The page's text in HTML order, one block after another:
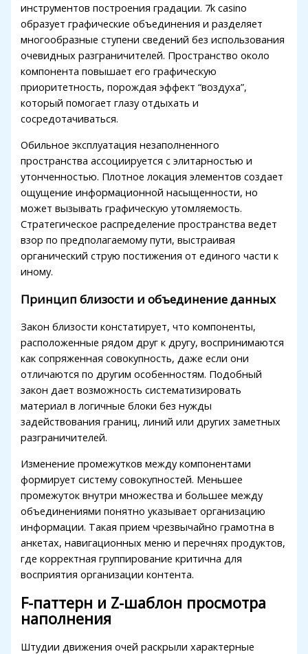
Forum
escort
giriş
giriş
giriş
Panel
инструментов построения градации. 7k casino
образует графические объединения и разделяет
многообразные ступени сведений без использования
очевидных разграничителей. Пространство около
компонента повышает его графическую
приоритетность, порождая эффект “воздуха”,
который помогает глазу отдыхать и
сосредотачиваться.
Обильное эксплуатация незаполненного
пространства ассоциируется с элитарностью и
утонченностью. Плотное локация элементов создает
ощущение информационной насыщенности, но
может вызывать графическую утомляемость.
Стратегическое распределение пространства ведет
взор по предполагаемому пути, выстраивая
органический струю постижения от единого части к
иному.
Принцип близости и объединение данных
Закон близости констатирует, что компоненты,
расположенные рядом друг к другу, воспринимаются
как сопряженная совокупность, даже если они
отличаются по другим особенностям. Подобный
закон дает возможность систематизировать
материал в логичные блоки без нужды
задействования границ, линий или других заметных
разграничителей.
Изменение промежутков между компонентами
формирует систему совокупностей. Меньшее
промежуток внутри множества и большее между
объединениями понятно указывает организацию
информации. Такая прием чрезвычайно грамотна в
анкетах, навигационных меню и перечнях продуктов,
где корректная группирование критична для
восприятия организации контента.
F-паттерн и Z-шаблон просмотра
наполнения
Штудии движения очей раскрыли характерные